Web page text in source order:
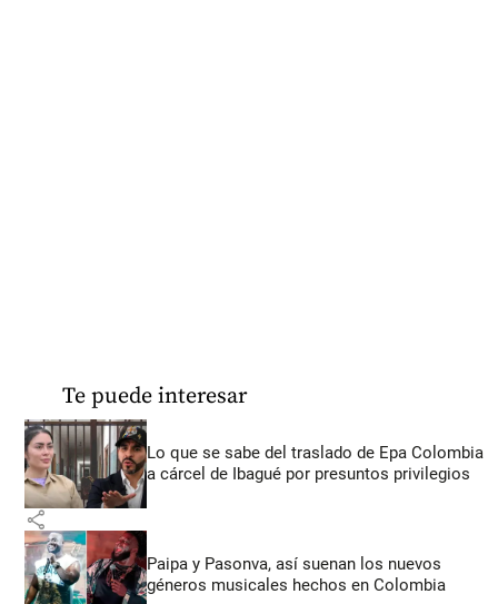
Te puede interesar
Lo que se sabe del traslado de Epa Colombia
a cárcel de Ibagué por presuntos privilegios
share
Paipa y Pasonva, así suenan los nuevos
géneros musicales hechos en Colombia